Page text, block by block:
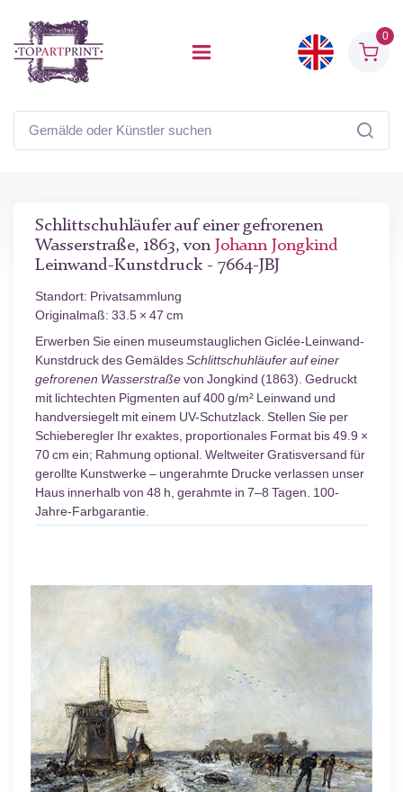
0
Schlittschuhläufer auf einer gefrorenen
Wasserstraße, 1863, von Johann Jongkind
Leinwand-Kunstdruck - 7664-JBJ
Standort: Privatsammlung
Originalmaß: 33.5 × 47 cm
Erwerben Sie einen museumstauglichen Giclée-Leinwand-
Kunstdruck des GemäldesSchlittschuhläufer auf einer
gefrorenen Wasserstraßevon Jongkind (1863). Gedruckt
mit lichtechten Pigmenten auf 400 g/m² Leinwand und
handversiegelt mit einem UV-Schutzlack. Stellen Sie per
Schieberegler Ihr exaktes, proportionales Format bis 49.9 ×
70 cm ein; Rahmung optional. Weltweiter Gratisversand für
gerollte Kunstwerke – ungerahmte Drucke verlassen unser
Haus innerhalb von 48 h, gerahmte in 7–8 Tagen. 100-
Jahre-Farbgarantie.